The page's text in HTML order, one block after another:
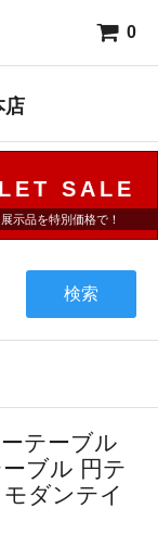
0
店
SALE
示品を特別価格で！
検索
テーブル
ブル 円テ
ダンテイ